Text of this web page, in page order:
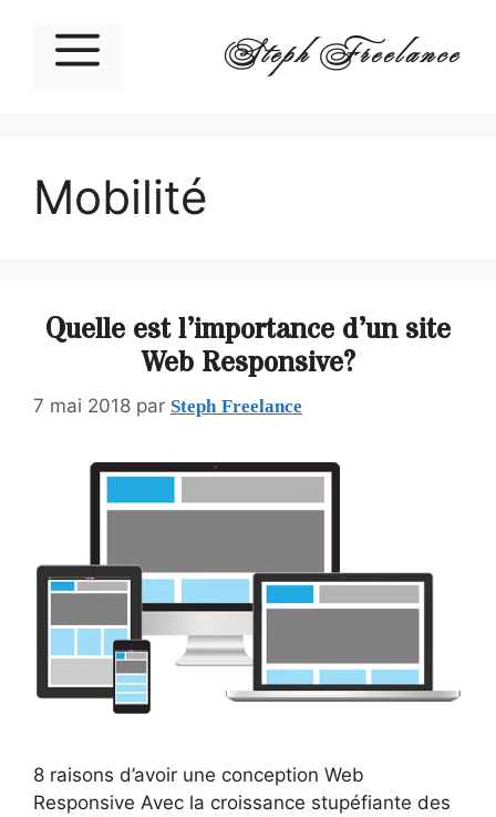
Steph Freelance
Mobilité
Quelle est l’importance d’un site
Web Responsive?
7 mai 2018 par Steph Freelance
8 raisons d’avoir une conception Web
Responsive Avec la croissance stupéfiante des